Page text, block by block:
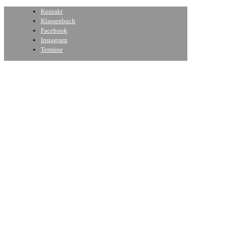
Kontakt
Klassenbuch
Facebook
Instagram
Termine